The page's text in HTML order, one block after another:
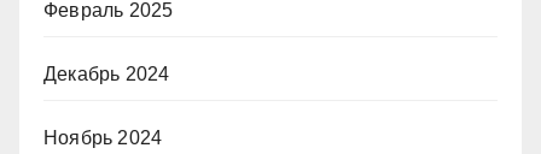
Февраль 2025
Декабрь 2024
Ноябрь 2024